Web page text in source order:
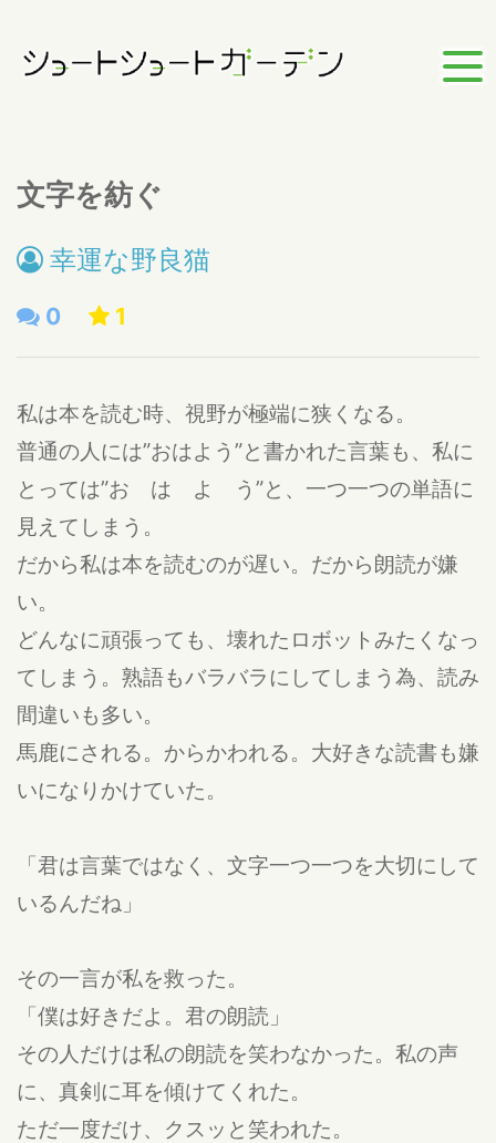
文字を紡ぐ
幸運な野良猫
0 1
私は本を読む時、視野が極端に狭くなる。
普通の人には”おはよう”と書かれた言葉も、私に
とっては”お は よ う”と、一つ一つの単語に
見えてしまう。
だから私は本を読むのが遅い。だから朗読が嫌
い。
どんなに頑張っても、壊れたロボットみたくなっ
てしまう。熟語もバラバラにしてしまう為、読み
間違いも多い。
馬鹿にされる。からかわれる。大好きな読書も嫌
いになりかけていた。
「君は言葉ではなく、文字一つ一つを大切にして
いるんだね」
その一言が私を救った。
「僕は好きだよ。君の朗読」
その人だけは私の朗読を笑わなかった。私の声
に、真剣に耳を傾けてくれた。
ただ一度だけ、クスッと笑われた。